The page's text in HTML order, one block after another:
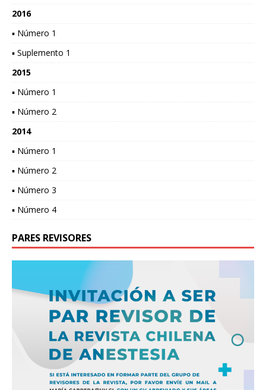
2016
▪ Número 1
▪ Suplemento 1
2015
▪ Número 1
▪ Número 2
2014
▪ Número 1
▪ Número 2
▪ Número 3
▪ Número 4
PARES REVISORES